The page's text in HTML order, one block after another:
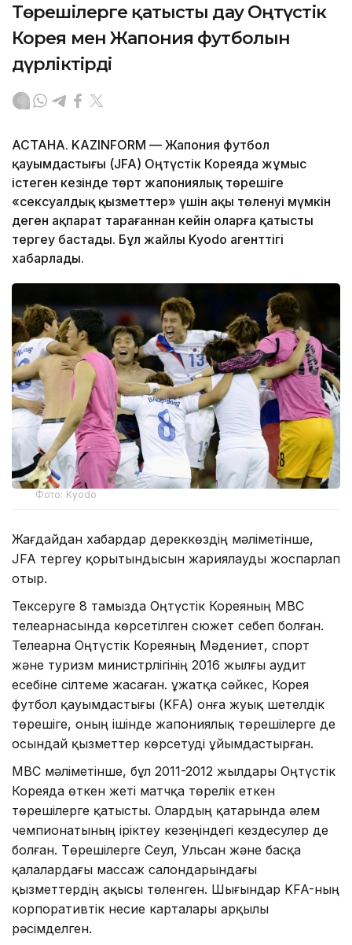
Төрешілерге қатысты дау Оңтүстік
Корея мен Жапония футболын
дүрліктірді
АСТАНА. KAZINFORM — Жапония футбол
қауымдастығы (JFA) Оңтүстік Кореяда жұмыс
істеген кезінде төрт жапониялық төрешіге
«сексуалдық қызметтер» үшін ақы төленуі мүмкін
деген ақпарат тарағаннан кейін оларға қатысты
тергеу бастады. Бұл жайлы Kyodo агенттігі
хабарлады.
Фото: Kyodo
Жағдайдан хабардар дереккөздің мәліметінше,
JFA тергеу қорытындысын жариялауды жоспарлап
отыр.
Тексеруге 8 тамызда Оңтүстік Кореяның MBC
телеарнасында көрсетілген сюжет себеп болған.
Телеарна Оңтүстік Кореяның Мәдениет, спорт
және туризм министрлігінің 2016 жылғы аудит
есебіне сілтеме жасаған. Құжатқа сәйкес, Корея
футбол қауымдастығы (KFA) онға жуық шетелдік
төрешіге, оның ішінде жапониялық төрешілерге де
осындай қызметтер көрсетуді ұйымдастырған.
MBC мәліметінше, бұл 2011-2012 жылдары Оңтүстік
Кореяда өткен жеті матчқа төрелік еткен
төрешілерге қатысты. Олардың қатарында әлем
чемпионатының іріктеу кезеңіндегі кездесулер де
болған. Төрешілерге Сеул, Ульсан және басқа
қалалардағы массаж салондарындағы
қызметтердің ақысы төленген. Шығындар KFA-ның
корпоративтік несие карталары арқылы
рәсімделген.